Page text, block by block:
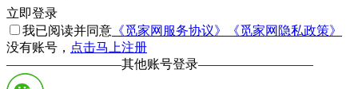
立即登录
我已阅读并同意 《觅家网服务协议》
《觅家网隐私政策》
没有账号， 点击马上注册
—————————其他账号登录—————————